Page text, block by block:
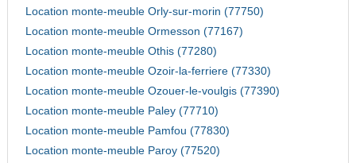
Location monte-meuble Orly-sur-morin (77750)
Location monte-meuble Ormesson (77167)
Location monte-meuble Othis (77280)
Location monte-meuble Ozoir-la-ferriere (77330)
Location monte-meuble Ozouer-le-voulgis (77390)
Location monte-meuble Paley (77710)
Location monte-meuble Pamfou (77830)
Location monte-meuble Paroy (77520)